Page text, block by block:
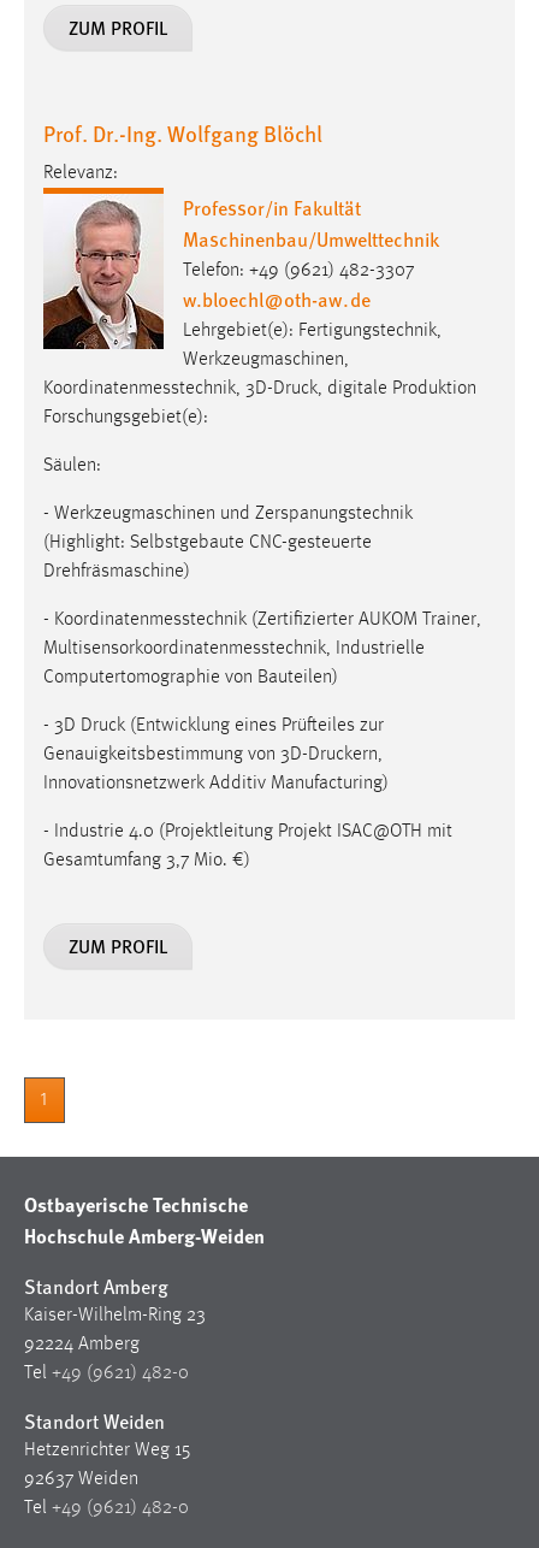
ZUM PROFIL
Prof. Dr.-Ing. Wolfgang Blöchl
Relevanz:
Professor/in Fakultät
Maschinenbau/Umwelttechnik
Telefon: +49 (9621) 482-3307
w.bloechl@oth-aw.de
Lehrgebiet(e): Fertigungstechnik,
Werkzeugmaschinen,
Koordinatenmesstechnik, 3D-Druck, digitale Produktion
Forschungsgebiet(e):
Säulen:
- Werkzeugmaschinen und Zerspanungstechnik
(Highlight: Selbstgebaute CNC-gesteuerte
Drehfräsmaschine)
- Koordinatenmesstechnik (Zertifizierter AUKOM Trainer,
Multisensorkoordinatenmesstechnik, Industrielle
Computertomographie von Bauteilen)
- 3D Druck (Entwicklung eines Prüfteiles zur
Genauigkeitsbestimmung von 3D-Druckern,
Innovationsnetzwerk Additiv Manufacturing)
- Industrie 4.0 (Projektleitung Projekt ISAC@OTH mit
Gesamtumfang 3,7 Mio. €)
ZUM PROFIL
1
Ostbayerische Technische
Hochschule Amberg-Weiden
Standort Amberg
Kaiser-Wilhelm-Ring 23
92224 Amberg
Tel +49 (9621) 482-0
Standort Weiden
Hetzenrichter Weg 15
92637 Weiden
Tel +49 (9621) 482-0
Zweck:
24 Stunden
STATISTIK
Statistik Cookies erfassen Informationen anonym.
Diese Informationen helfen uns zu verstehen, wie
unsere Besucher unsere Website nutzen.
Matomo
_pk_ref, _pk_cvar, _pk_id, _pk_ses
Zweck:
Zugriffsstatistik
Cookie Laufzeit:
Max. 13 Monate
MARKETING
Marketing Cookies werden von Drittanbietern
verwendet, um personalisierte Werbung anzuzeigen.
hinweg verfolgen.
Name:
Facebook Pixel
Name:
_fbp
Anbieter:
Zweck:
Conversion-Tracking
Cookie Laufzeit: